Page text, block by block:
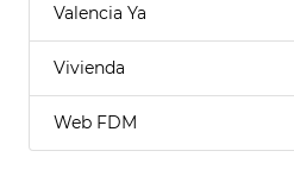
Valencia Ya
Vivienda
Web FDM